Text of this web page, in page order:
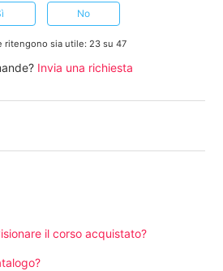
No
ritengono sia utile: 23 su 47
Invia una richiesta
il corso acquistato?